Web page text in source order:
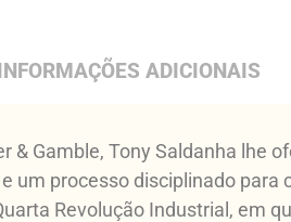
ADICIONAIS
& Gamble, Tony Saldanha lhe
um processo disciplinado
Revolução Industrial, em